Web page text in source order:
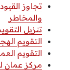
تجاوز
والمخاطر
تنزيل
التقويم الهجري
التقويم
مركز عمان